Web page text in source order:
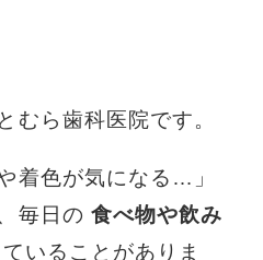
むら歯科医院です。
着色が気になる…」
毎日の 食べ物や飲み
いることがありま